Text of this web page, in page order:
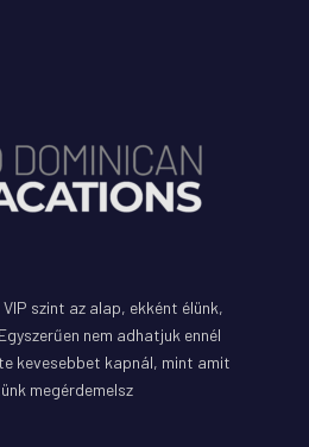
szint az alap, ekként élünk,
nem adhatjuk ennél
kevesebbet kapnál, mint amit
megérdemelsz